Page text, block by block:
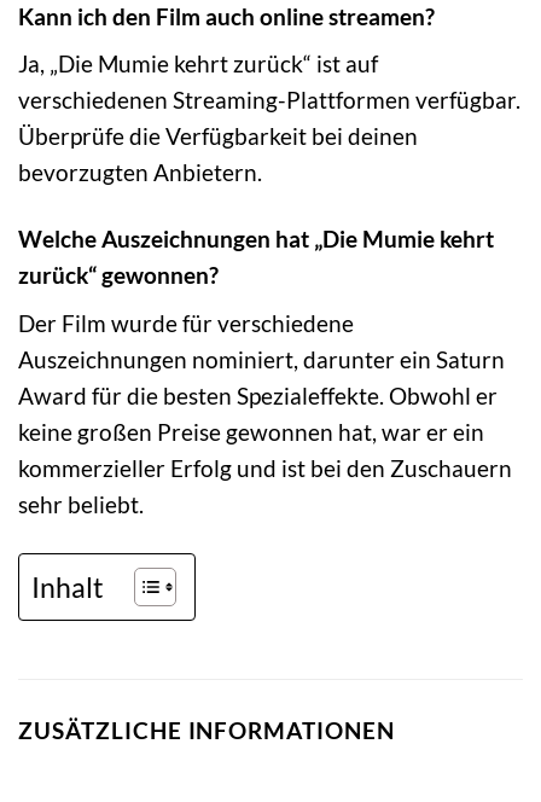
Kann ich den Film auch online streamen?
Ja, „Die Mumie kehrt zurück“ ist auf
verschiedenen Streaming-Plattformen verfügbar.
Überprüfe die Verfügbarkeit bei deinen
bevorzugten Anbietern.
Welche Auszeichnungen hat „Die Mumie kehrt
zurück“ gewonnen?
Der Film wurde für verschiedene
Auszeichnungen nominiert, darunter ein Saturn
Award für die besten Spezialeffekte. Obwohl er
keine großen Preise gewonnen hat, war er ein
kommerzieller Erfolg und ist bei den Zuschauern
sehr beliebt.
Inhalt
ZUSÄTZLICHE INFORMATIONEN